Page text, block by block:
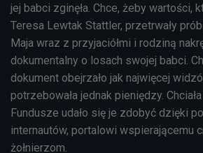
jej babci zginęła. Chce, żeby wartości,
Teresa Lewtak Stattler, przetrwały
Maja wraz z przyjaciółmi i rodziną
dokumentalny o losach swojej babci.
dokument obejrzało jak najwięcej
potrzebowała jednak pieniędzy.
Fundusze udało się je zdobyć dzięki
internautów, portalowi wspierającemu
żołnierzom.